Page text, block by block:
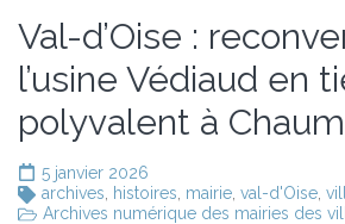
Val-d’Oise :
l’usine Védiaud en
polyvalent à
5 janvier 2026
archives
histoires mairie val-d'Oise
Archives numérique des mairies des